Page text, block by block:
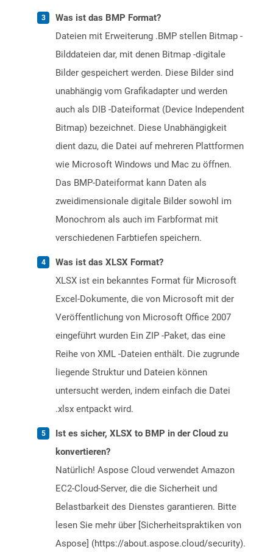
Was ist das BMP Format?
Dateien mit Erweiterung .BMP stellen Bitmap -
Bilddateien dar, mit denen Bitmap -digitale
Bilder gespeichert werden. Diese Bilder sind
unabhängig vom Grafikadapter und werden
auch als DIB -Dateiformat (Device Independent
Bitmap) bezeichnet. Diese Unabhängigkeit
dient dazu, die Datei auf mehreren Plattformen
wie Microsoft Windows und Mac zu öffnen.
Das BMP-Dateiformat kann Daten als
zweidimensionale digitale Bilder sowohl im
Monochrom als auch im Farbformat mit
verschiedenen Farbtiefen speichern.
Was ist das XLSX Format?
XLSX ist ein bekanntes Format für Microsoft
Excel-Dokumente, die von Microsoft mit der
Veröffentlichung von Microsoft Office 2007
eingeführt wurden Ein ZIP -Paket, das eine
Reihe von XML -Dateien enthält. Die zugrunde
liegende Struktur und Dateien können
untersucht werden, indem einfach die Datei
.xlsx entpackt wird.
Ist es sicher, XLSX to BMP in der Cloud zu
konvertieren?
Natürlich! Aspose Cloud verwendet Amazon
EC2-Cloud-Server, die die Sicherheit und
Belastbarkeit des Dienstes garantieren. Bitte
lesen Sie mehr über [Sicherheitspraktiken von
Aspose] (https://about.aspose.cloud/security).